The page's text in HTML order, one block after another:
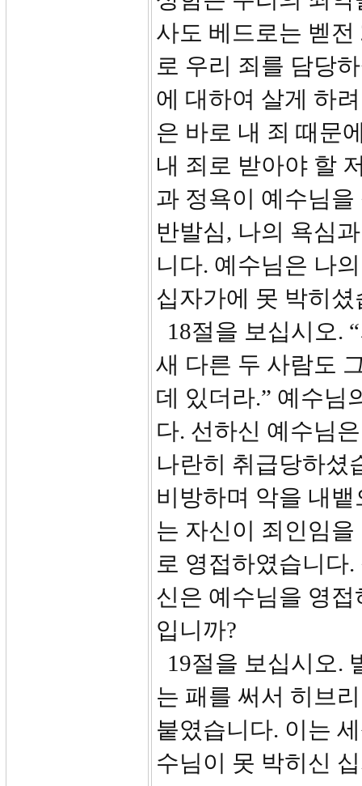
사도 베드로는 벧
로 우리 죄를 담당
에 대하여 살게 하
은 바로 내 죄 때문
내 죄로 받아야 할
과 정욕이 예수님
반발심, 나의 욕심
니다. 예수님은 나
십자가에 못 박히셨
18절을 보십시오.
새 다른 두 사람도
데 있더라.” 예수님
다. 선하신 예수님
나란히 취급당하셨
비방하며 악을 내
는 자신이 죄인임
로 영접하였습니다
신은 예수님을 영
입니까?
19절을 보십시오.
는 패를 써서 히브
붙였습니다. 이는
수님이 못 박히신